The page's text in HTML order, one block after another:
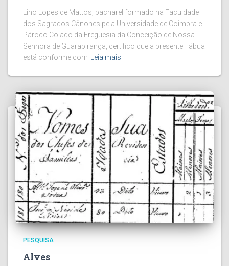
Lino Lopes de Mattos, bacharel formado na Faculdade
dos Sagrados Cânones pela Universidade de Coimbra e
Pároco Colado da Freguesia da Conceição de Nossa
Senhora de Guarapiranga, certifico que a presente Tábua
está conforme com
Leia mais
PESQUISA
Alves